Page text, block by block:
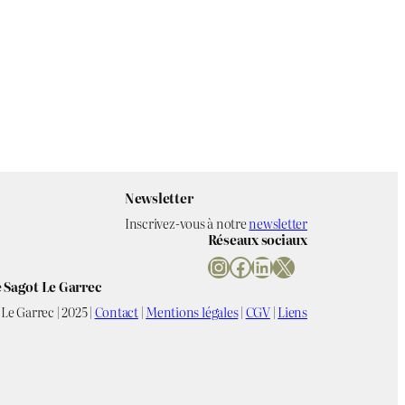
Newsletter
Inscrivez-vous à notrenewsletter
Réseaux sociaux
InstagramFacebook LinkedIn X
Le Garrec
Garrec | 2025 |Contact|Mentions légales|CGV|Liens